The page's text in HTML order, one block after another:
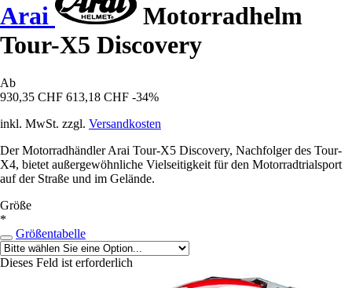
Arai
Motorradhelm
Tour-X5 Discovery
Ab
930,35 CHF 613,18 CHF -34%
inkl. MwSt. zzgl. Versandkosten
Der Motorradhändler Arai Tour-X5 Discovery, Nachfolger des Tour-
X4, bietet außergewöhnliche Vielseitigkeit für den Motorradtrialsport
auf der Straße und im Gelände.
Größe
*
Größentabelle
Dieses Feld ist erforderlich